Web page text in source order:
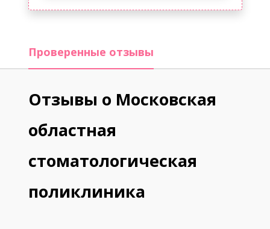
Проверенные отзывы
Отзывы о Московская
областная
стоматологическая
поликлиника